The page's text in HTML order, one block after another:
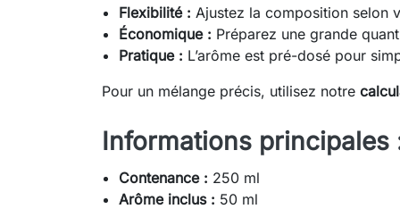
Flexibilité : Ajustez la composition selon
Économique : Préparez une grande
Pratique : L’arôme est pré-dosé pour
Pour un mélange précis, utilisez notre
Informations principales
Contenance : 250 ml
Arôme inclus : 50 ml